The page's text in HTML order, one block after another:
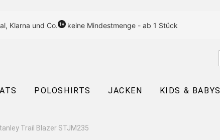
Klarna und Co. keine Mindestmenge - ab 1 Stück
POLOSHIRTS JACKEN KIDS & BABYS
Trail Blazer STJM235